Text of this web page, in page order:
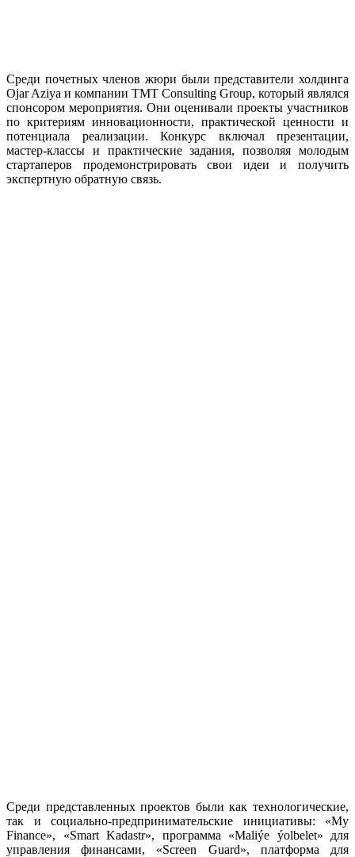
Среди почетных членов жюри были представители холдинга
Ojar Aziya и компании ТМТ Consulting Group, который являлся
спонсором мероприятия. Они оценивали проекты участников
по критериям инновационности, практической ценности и
потенциала реализации. Конкурс включал презентации,
мастер-классы и практические задания, позволяя молодым
стартаперов продемонстрировать свои идеи и получить
экспертную обратную связь.
Среди представленных проектов были как технологические,
так и социально-предпринимательские инициативы: «My
Finance», «Smart Kadastr», программа «Maliýe ýolbelet» для
управления финансами, «Screen Guard», платформа для